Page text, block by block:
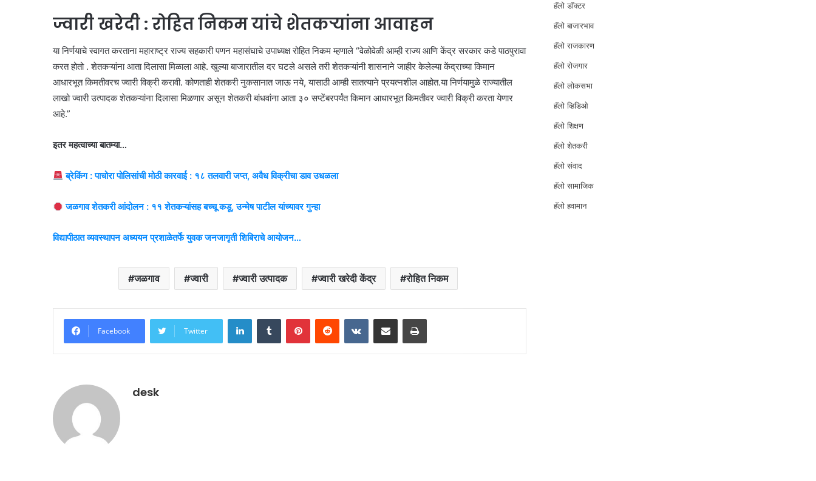
ज्वारी खरेदी : रोहित निकम यांचे शेतकऱ्यांना आवाहन
या निर्णयाचे स्वागत करताना महाराष्ट्र राज्य सहकारी पणन महासंघाचे उपाध्यक्ष रोहित निकम म्हणाले “वेळोवेळी आम्ही राज्य आणि केंद्र सरकार कडे पाठपुरावा
करत होतो . शेतकऱ्यांना आता दिलासा मिळाला आहे. खुल्या बाजारातील दर घटले असले तरी शेतकऱ्यांनी शासनाने जाहीर केलेल्या केंद्राच्या किमान
आधारभूत किमतीवरच ज्वारी विक्री करावी. कोणताही शेतकरी नुकसानात जाऊ नये, यासाठी आम्ही सातत्याने प्रयत्नशील आहोत.या निर्णयामुळे राज्यातील
लाखो ज्वारी उत्पादक शेतकऱ्यांना दिलासा मिळणार असून शेतकरी बांधवांना आता ३० सप्टेंबरपर्यंत किमान आधारभूत किमतीवर ज्वारी विक्री करता येणार
आहे.”
इतर महत्वाच्या बातम्या…
ब्रेकिंग : पाचोरा पोलिसांची मोठी कारवाई : १८ तलवारी जप्त, अवैध विक्रीचा डाव उधळला
जळगाव शेतकरी आंदोलन : ११ शेतकऱ्यांसह बच्चू कडू, उन्मेष पाटील यांच्यावर गुन्हा
विद्यापीठात व्यवस्थापन अध्ययन प्रशाळेतर्फे युवक जनजागृती शिबिराचे आयोजन…
जळगाव ज्वारी ज्वारी उत्पादक ज्वारी खरेदी केंद्र रोहित निकम
Facebook Twitter
LinkedInTumblr PinterestReddit VKontakteShare via Email Print
desk
हॅलो डॉक्टर
हॅलो बाजारभाव
हॅलो राजकारण
⁠हॅलो रोजगार
हॅलो लोकसभा
⁠हॅलो व्हिडिओ
हॅलो शिक्षण
⁠हॅलो शेतकरी
⁠हॅलो संवाद
हॅलो सामाजिक
हॅलो हवामान